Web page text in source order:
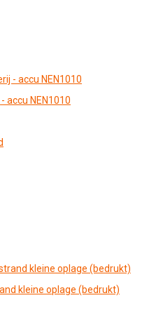
accu NEN1010
kleine oplage (bedrukt)